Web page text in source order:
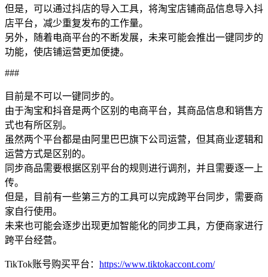
但是，可以通过抖店的导入工具，将淘宝店铺商品信息导入抖
店平台，减少重复发布的工作量。
另外，随着电商平台的不断发展，未来可能会推出一键同步的
功能，使店铺运营更加便捷。
###
目前是不可以一键同步的。
由于淘宝和抖音是两个区别的电商平台，其商品信息和销售方
式也有所区别。
虽然两个平台都是由阿里巴巴旗下公司运营，但其商业逻辑和
运营方式是区别的。
同步商品需要根据区别平台的规则进行调剂，并且需要逐一上
传。
但是，目前有一些第三方的工具可以完成跨平台同步，需要商
家自行使用。
未来也可能会逐步出现更加智能化的同步工具，方便商家进行
跨平台经营。
TikTok账号购买平台： https://www.tiktokaccont.com/